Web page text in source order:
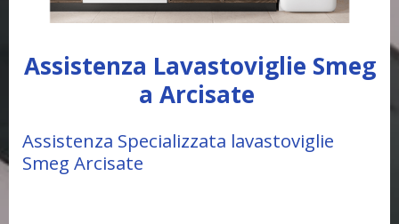
Assistenza Lavastoviglie Smeg
a Arcisate
Assistenza Specializzata lavastoviglie
Smeg Arcisate